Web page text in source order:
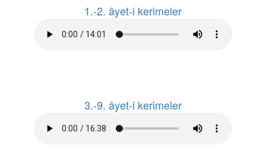
1.-2. âyet-i kerimeler
3.-9. âyet-i kerimeler